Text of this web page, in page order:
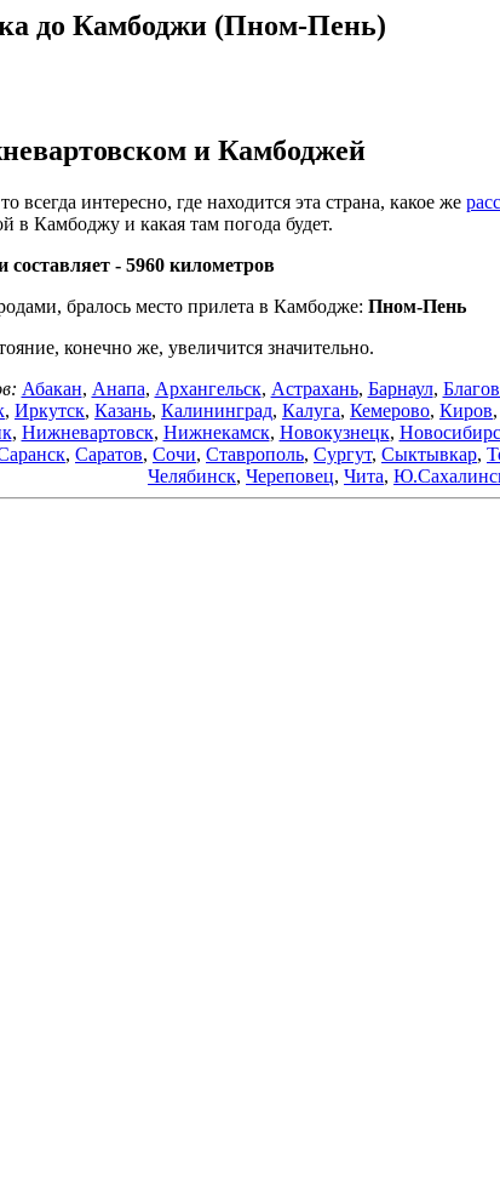
до Камбоджи (Пном-Пень)
и Камбоджей
интересно, где находится эта страна, какое же
в Камбоджу и какая там погода будет.
составляет - 5960 километров
бралось место прилета в Камбодже: Пном-Пень
конечно же, увеличится значительно.
Абакан, Анапа, Архангельск, Астрахань, Барнаул,
, Иркутск, Казань, Калининград, Калуга, Кемерово, Киров,
, Нижневартовск, Нижнекамск, Новокузнецк,
, Саратов, Сочи, Ставрополь, Сургут, Сыктывкар,
Челябинск, Череповец, Чита,